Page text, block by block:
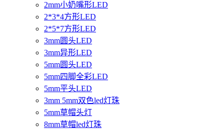
2mm小奶嘴形LED
2*3*4方形LED
2*5*7方形LED
3mm圆头LED
3mm异形LED
5mm圆头LED
5mm四脚全彩LED
5mm平头LED
3mm 5mm双色led灯珠
5mm草帽头灯
8mm草帽led灯珠